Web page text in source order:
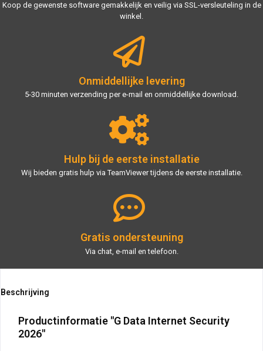
Koop de gewenste software gemakkelijk en veilig via SSL-versleuteling in de
winkel.
Onmiddellijke levering
5-30 minuten verzending per e-mail en onmiddellijke download.
Hulp bij de eerste installatie
Wij bieden gratis hulp via TeamViewer tijdens de eerste installatie.
Gratis ondersteuning
Via chat, e-mail en telefoon.
Beschrijving
Productinformatie "G Data Internet Security
2026"